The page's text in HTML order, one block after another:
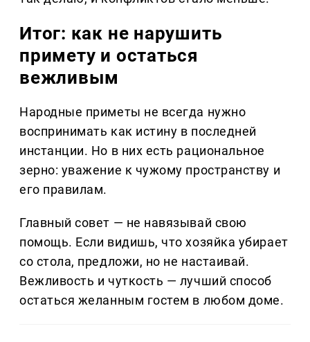
Итог: как не нарушить
примету и остаться
вежливым
Народные приметы не всегда нужно
воспринимать как истину в последней
инстанции. Но в них есть рациональное
зерно: уважение к чужому пространству и
его правилам.
Главный совет — не навязывай свою
помощь. Если видишь, что хозяйка убирает
со стола, предложи, но не настаивай.
Вежливость и чуткость — лучший способ
остаться желанным гостем в любом доме.